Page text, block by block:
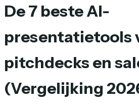
De 7 beste AI-
presentatietools
pitchdecks en
(Vergelijking